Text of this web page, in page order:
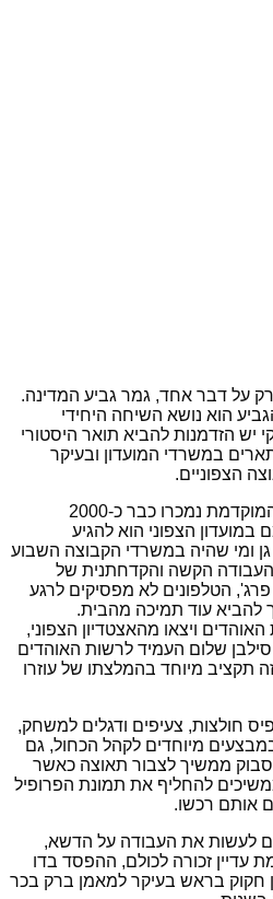
על דבר אחד, גמר גביע המדינה.
הוא נושא השיחה היחידי
יש הזדמנות להביא תואר היסטורי
במשרדי המועדון ובעיקר
הצפוניים.
ביומיים בהם החלה המכירה המוקדמת נמכרו כבר כ-2000
הצפוני הוא להגיע
רמת גן ומי שהיה במשרדי הקבוצה השבוע
הקשה והקדחתנית של
פרג', הטלפונים לא מפסיקים לרגע
להביא עוד תמיכה מהבית.
ויצאו מהאצטדיון הצפוני,
שלום העמיד לרשות האוהדים
תקציב מיוחד בהמלצתו של עוזרו
חולצות, צעיפים ודגלים למשחק,
מיוחדים לקהל הכחול, גם
ממשיך לצבור תאוצה כאשר
להחליף את תמונת הפרופיל
אותם רכשו.
לעשות את העבודה על הדשא,
עדיין זכורה לכולם, ההפסד בדו
חקוק בראש בעיקר למאמן ברק בכר